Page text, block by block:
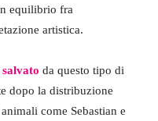
equilibrio fra
artistica.
salvato da questo tipo di
dopo la distribuzione
come Sebastian e